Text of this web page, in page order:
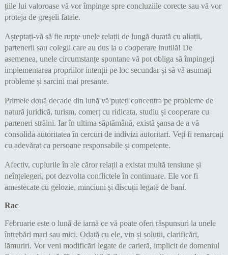
țiile lui valoroase vă vor împinge spre concluziile corecte sau vă vor
proteja de greșeli fatale.
Așteptați-vă să fie rupte unele relații de lungă durată cu aliații,
partenerii sau colegii care au dus la o cooperare inutilă! De
asemenea, unele circumstanțe spontane vă pot obliga să împingeți
implementarea propriilor intenții pe loc secundar și să vă asumați
probleme și sarcini mai presante.
Primele două decade din lună vă puteți concentra pe probleme de
natură juridică, turism, comerț cu ridicata, studiu și cooperare cu
parteneri străini. Iar în ultima săptămână, există șansa de a vă
consolida autoritatea în cercuri de indivizi autoritari. Veți fi remarcați
cu adevărat ca persoane responsabile și competente.
Afectiv, cuplurile în ale căror relații a existat multă tensiune și
neînțelegeri, pot dezvolta conflictele în continuare. Ele vor fi
amestecate cu gelozie, minciuni și discuții legate de bani.
Rac
Februarie este o lună de iarnă ce vă poate oferi răspunsuri la unele
întrebări mari sau mici. Odată cu ele, vin și soluții, clarificări,
lămuriri. Vor veni modificări legate de carieră, implicit de domeniul